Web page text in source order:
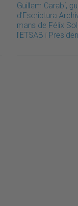
Guillem Carabí,
d'Escriptura
mans de Félix
l'ETSAB i